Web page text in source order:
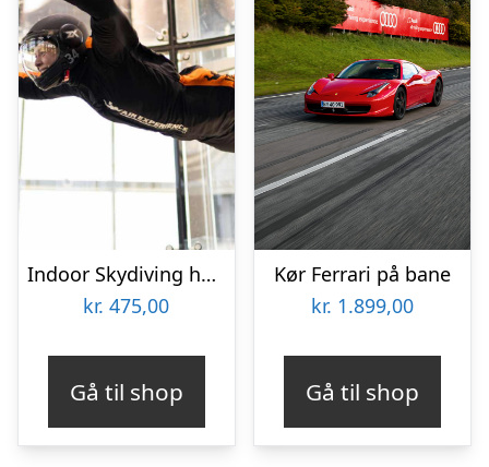
Indoor Skydiving hos Copenhagen Air Experience
kr. 475,00
Gå til shop
Kør Ferrari på bane
kr. 1.899,00
Gå til shop